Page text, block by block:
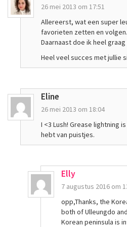
26 mei 2013 om 17:51
Allereerst, wat een super
favorieten zetten en volgen.
Daarnaast doe ik heel
Heel veel succes met jullie
Eline
26 mei 2013 om 18:04
I <3 Lush! Grease lightning
hebt van puistjes.
Elly
7 augustus 2016 om
opp,Thanks, the
both of Ulleungdo
Korean peninsula is